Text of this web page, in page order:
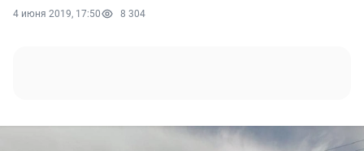
4 июня 2019, 17:50 8 304